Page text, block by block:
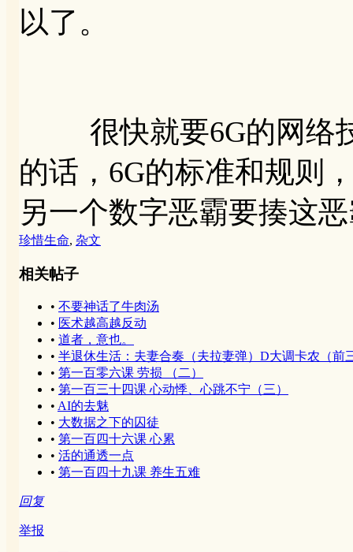
以了。
很快就要6G的网络技
的话，6G的标准和规则
另一个数字恶霸要揍这
珍惜生命, 杂文
相关帖子
• 不要神话了牛肉汤
• 医术越高越反动
• 道者，意也。
• 半退休生活：夫妻合奏（夫拉妻弹）D大调卡农（前
• 第一百零六课 劳损 （二）
• 第一百三十四课 心动悸、心跳不宁（三）
• AI的去魅
• 大数据之下的囚徒
• 第一百四十六课 心累
• 活的通透一点
• 第一百四十九课 养生五难
回复
举报